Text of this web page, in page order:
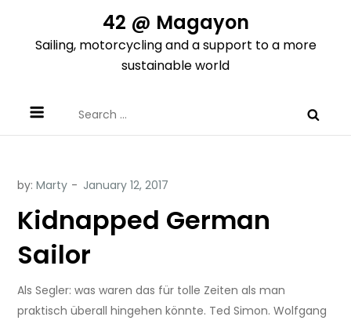
content
42 @ Magayon
Sailing, motorcycling and a support to a more
sustainable world
for:
by:Marty
Kidnapped German
Sailor
Als Segler: was waren das für tolle Zeiten als man
praktisch überall hingehen könnte. Ted Simon. Wolfgang